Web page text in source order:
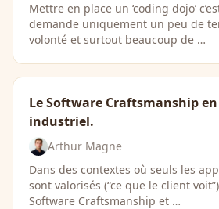
Mettre en place un ‘coding dojo’
demande uniquement un peu de
volonté et surtout beaucoup de …
Le Software Craftsmanship
industriel.
Arthur Magne
Dans des contextes où seuls les
sont valorisés (“ce que le client
Software Craftsmanship et …